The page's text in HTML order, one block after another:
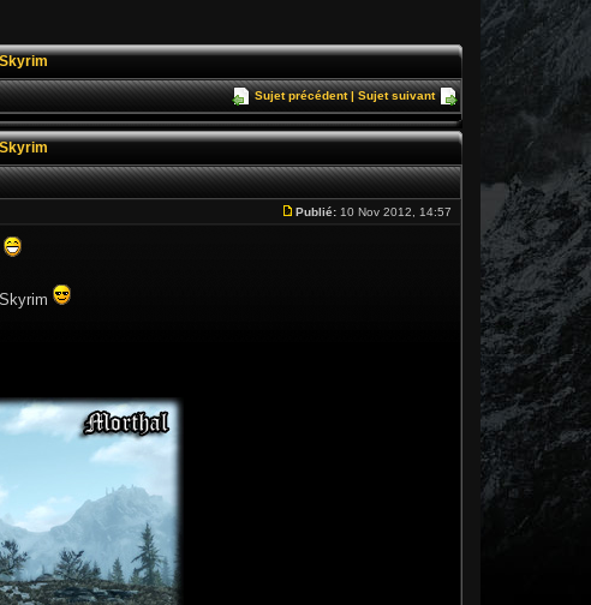
Sujet précédent|Sujet suivant
Publié: 10 Nov 2012, 14:57